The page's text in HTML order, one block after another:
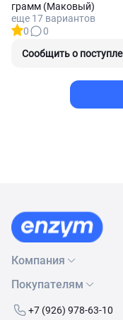
грамм (Маковый)
еще 17 вариантов
0
0
Сообщить о
Компания
О нас
Бренды
Покупателям
Как сделать заказ
+7 (926) 978-63-10